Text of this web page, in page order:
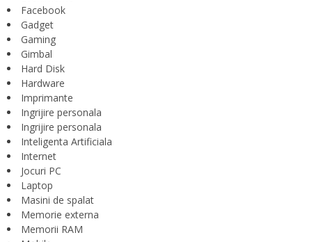
Facebook
Gadget
Gaming
Gimbal
Hard Disk
Hardware
Imprimante
Ingrijire personala
Ingrijire personala
Inteligenta Artificiala
Internet
Jocuri PC
Laptop
Masini de spalat
Memorie externa
Memorii RAM